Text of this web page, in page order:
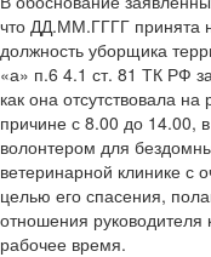
что ДД.ММ.ГГГГ принята
должность уборщика
«а» п.6 4.1 ст. 81 ТК РФ
как она отсутствовала
причине с 8.00 до 14.00,
волонтером для
ветеринарной клинике
целью его спасения,
отношения руководителя
рабочее время.